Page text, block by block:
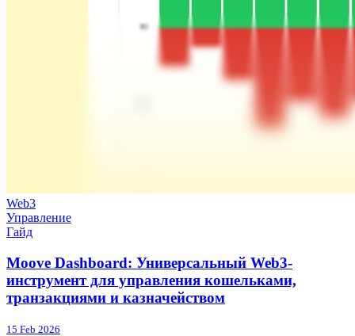
Web3
Управление
Гайд
Moove Dashboard: Универсальный Web3-
инструмент для управления кошельками,
транзакциями и казначейством
15 Feb 2026